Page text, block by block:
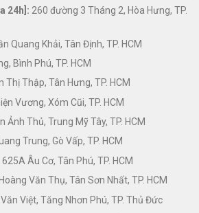
24h]: 260 đường 3 Tháng 2, Hòa Hưng, TP.
Quang Khải, Tân Định, TP. HCM
Bình Phú, TP. HCM
Thị Thập, Tân Hưng, TP. HCM
Vương, Xóm Cũi, TP. HCM
Ảnh Thủ, Trung Mỹ Tây, TP. HCM
Trung, Gò Vấp, TP. HCM
Âu Cơ, Tân Phú, TP. HCM
Văn Thụ, Tân Sơn Nhất, TP. HCM
Việt, Tăng Nhơn Phú, TP. Thủ Đức